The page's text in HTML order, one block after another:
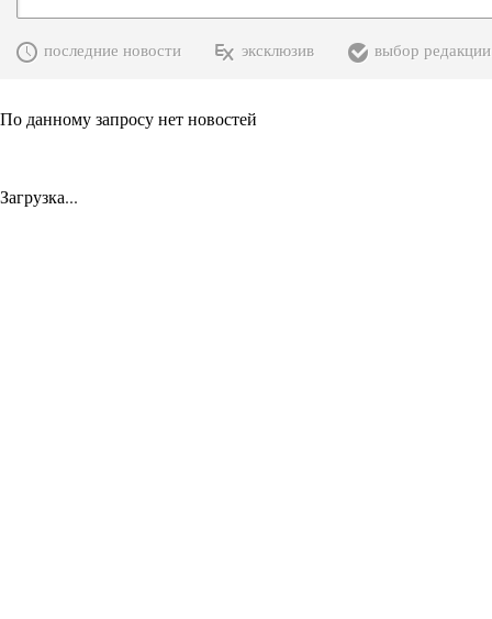
последние новости эксклюзив выбор редакции
По данному запросу нет новостей
Загрузка...